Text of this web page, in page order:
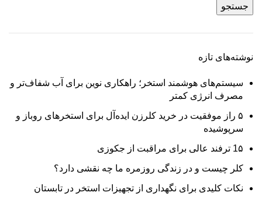
جستجو
نوشته‌های تازه
سیستم‌های هوشمند استخر؛ راهکاری نوین برای آب شفاف‌تر و
مصرف انرژی کمتر
۵ راز موفقیت در خرید کلرزن ایده‌آل برای استخرهای روباز و
سرپوشیده
1۵ ترفند عالی برای مراقبت از جکوزی
کلر چیست و در زندگی روزمره ما چه نقشی دارد؟
نکات کلیدی برای نگهداری از تجهیزات استخر در تابستان